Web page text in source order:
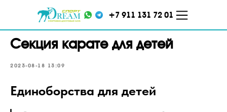
+7 911 131 72 01
Секция карате для детей
2023-08-18 13:09
Единоборства для детей